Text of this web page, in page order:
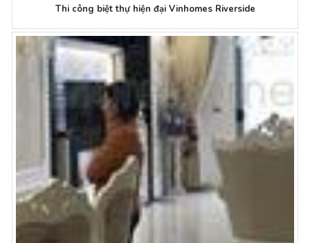
Thi công biệt thự hiện đại Vinhomes Riverside